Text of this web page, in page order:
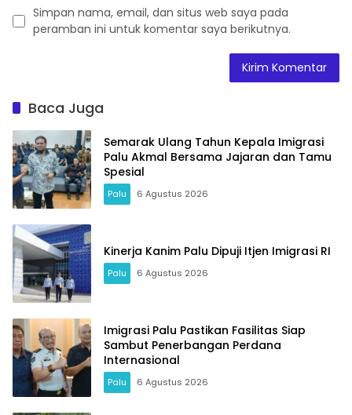
Simpan nama, email, dan situs web saya pada
peramban ini untuk komentar saya berikutnya.
Baca Juga
Semarak Ulang Tahun Kepala Imigrasi
Palu Akmal Bersama Jajaran dan Tamu
Spesial
Palu 6 Agustus 2026
Kinerja Kanim Palu Dipuji Itjen Imigrasi RI
Palu 6 Agustus 2026
Imigrasi Palu Pastikan Fasilitas Siap
Sambut Penerbangan Perdana
Internasional
Palu 6 Agustus 2026